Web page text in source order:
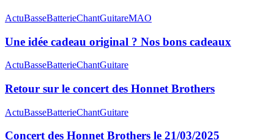
ActuBasseBatterieChantGuitareMAO
Une idée cadeau original ? Nos bons cadeaux
ActuBasseBatterieChantGuitare
Retour sur le concert des Honnet Brothers
ActuBasseBatterieChantGuitare
Concert des Honnet Brothers le 21/03/2025